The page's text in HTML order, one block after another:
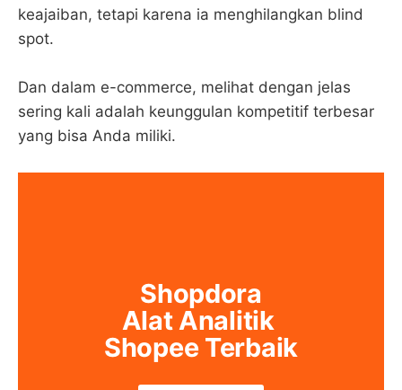
keajaiban, tetapi karena ia menghilangkan blind
spot.
Dan dalam e-commerce, melihat dengan jelas
sering kali adalah keunggulan kompetitif terbesar
yang bisa Anda miliki.
Shopdora
Alat Analitik
Shopee Terbaik